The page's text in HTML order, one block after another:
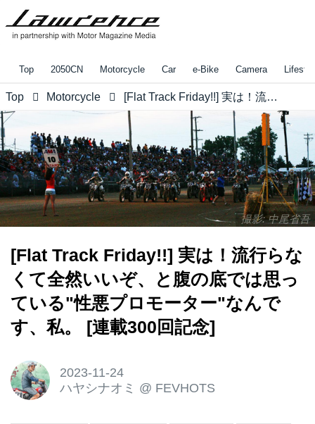
Top 2050CN Motorcycle Car e-Bike Camera
Top Motorcycle [Flat Track Friday!!] 実は！流行らなくて全然いいぞ、と腹の底では思っている"性悪プロモーター"なんです、私。 [連載300回記念]
撮影: 中尾省吾
[Flat Track Friday!!] 実は！流行らな
くて全然いいぞ、と腹の底では思っ
ている"性悪プロモーター"なんで
す、私。 [連載300回記念]
2023-11-24
ハヤシナオミ @ FEVHOTS